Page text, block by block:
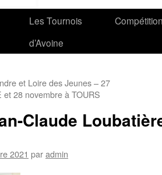
Les Tournois
d’Avoine
et Loire des Jeunes – 27
et 28 novembre à TOURS
Claude
2021 paradmin